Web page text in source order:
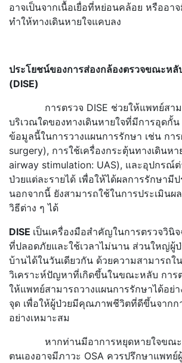
อาจเป็นจากเนื้อเยื่อที่หย่อนคล้อย หรืออา
ทำให้ทางเดินหายใจแคบลง
ประโยชน์ของการส่องกล้องตรวจขณะหลั
(DISE)
การตรวจ DISE ช่วยให้แพทย์สามา
บริเวณใดของทางเดินหายใจที่มีการอุดกั้
ข้อมูลนี้ในการวางแผนการรักษา เช่น กา
surgery), การใช้เครื่องกระตุ้นทางเดินห
airway stimulation: UAS), และอุปกรณ์ต่
ป่วยแต่ละรายได้ เพื่อให้ได้ผลการรักษามี
นอกจากนี้ ยังสามารถใช้ในการประเมินผ
วิธีต่าง ๆ ได้
DISE เป็นเครื่องมือสำคัญในการตรวจวินิ
ที่ปลอดภัยและใช้เวลาไม่นาน ส่วนใหญ่ผู้
บ้านได้ในวันเดียวกัน ด้วยความสามารถใ
วิเคราะห์ปัญหาที่เกิดขึ้นในขณะหลับ การ
ให้แพทย์สามารถวางแผนการรักษาได้อย่
จุด เพื่อให้ผู้ป่วยมีคุณภาพชีวิตที่ดีขึ้นจากก
อย่างเหมาะสม
หากท่านมีอาการหยุดหายใจขณะห
ตนเองอาจมีภาวะ OSA ควรปรึกษาแพทย์